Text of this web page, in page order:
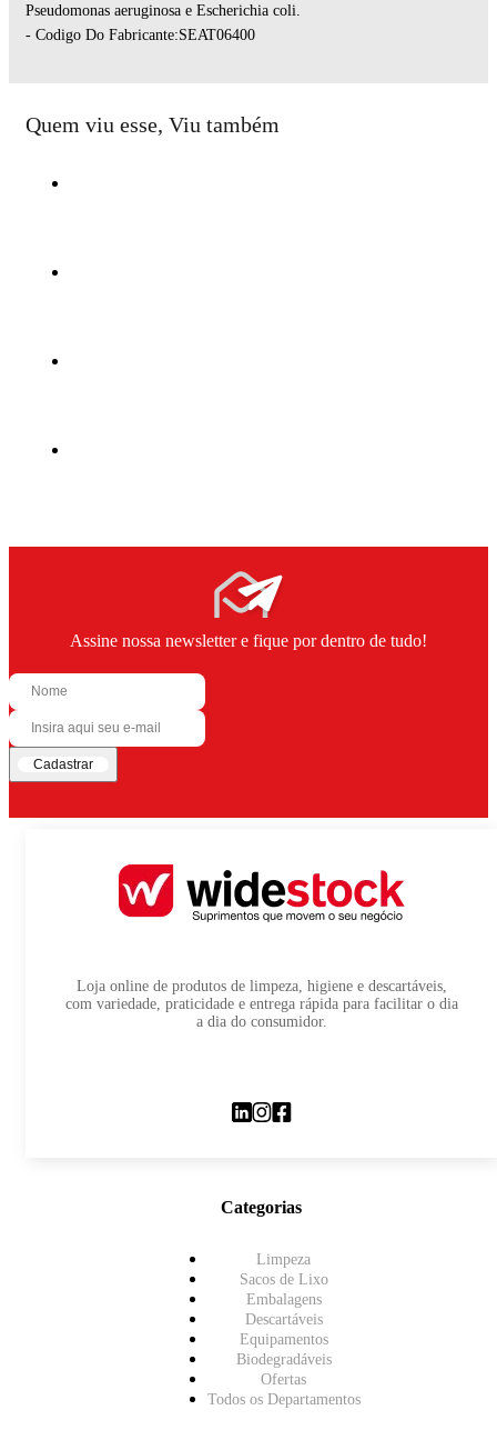
Pseudomonas aeruginosa e Escherichia coli.
- Codigo Do Fabricante:SEAT06400
Quem viu esse, Viu também
Assine nossa newsletter e fique por dentro de tudo!
Cadastrar
Loja online de produtos de limpeza, higiene e descartáveis,
com variedade, praticidade e entrega rápida para facilitar o dia
a dia do consumidor.
Categorias
Limpeza
Sacos de Lixo
Embalagens
Descartáveis
Equipamentos
Biodegradáveis
Ofertas
Todos os Departamentos